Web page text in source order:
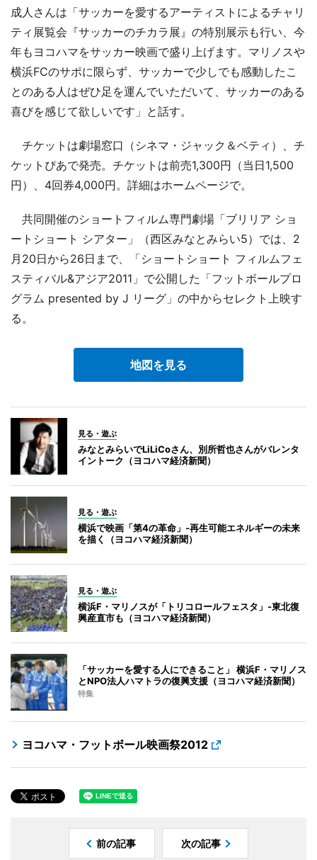
成人さんは「サッカーを愛するアーティストによるチャリ
ティ展覧会『サッカーのチカラ展』の特別展示も行い、今
年もヨコハマをサッカー映画で盛り上げます。マリノスや
横浜FCのサポに限らず、サッカーで少しでも感動したこ
とのある人はぜひ足を運んでいただいて、サッカーのある
喜びを感じて欲しいです」と話す。
チケットは劇場窓口（シネマ・ジャック＆ベティ）、チ
ケットぴあで発売。チケットは前売1,300円（当日1,500
円）、4回券4,000円。詳細はホームページで。
共同開催のショートフィルム専門劇場「ブリリア ショ
ートショート シアター」（西区みなとみらい5）では、2
月20日から26日まで、「ショートショート フィルムフェ
スティバル&アジア2011」で公開した「フットボールプロ
グラム presented by J リーグ」の中からセレクト上映す
る。
地図を見る
見る・遊ぶ
みなとみらいでLiLiCoさん、別所哲也さんがバレンタ
イントーク（ヨコハマ経済新聞）
見る・遊ぶ
横浜で映画「第4の革命」-再生可能エネルギーの未来
を描く（ヨコハマ経済新聞）
見る・遊ぶ
横浜F・マリノスが「トリコロールフェスタ」-東北復
興産直市も（ヨコハマ経済新聞）
「サッカーを愛する人にできること」 横浜F・マリノス
とNPO法人ハマトラの復興支援（ヨコハマ経済新聞）
特集
ヨコハマ・フットボール映画祭2012
前の記事 次の記事